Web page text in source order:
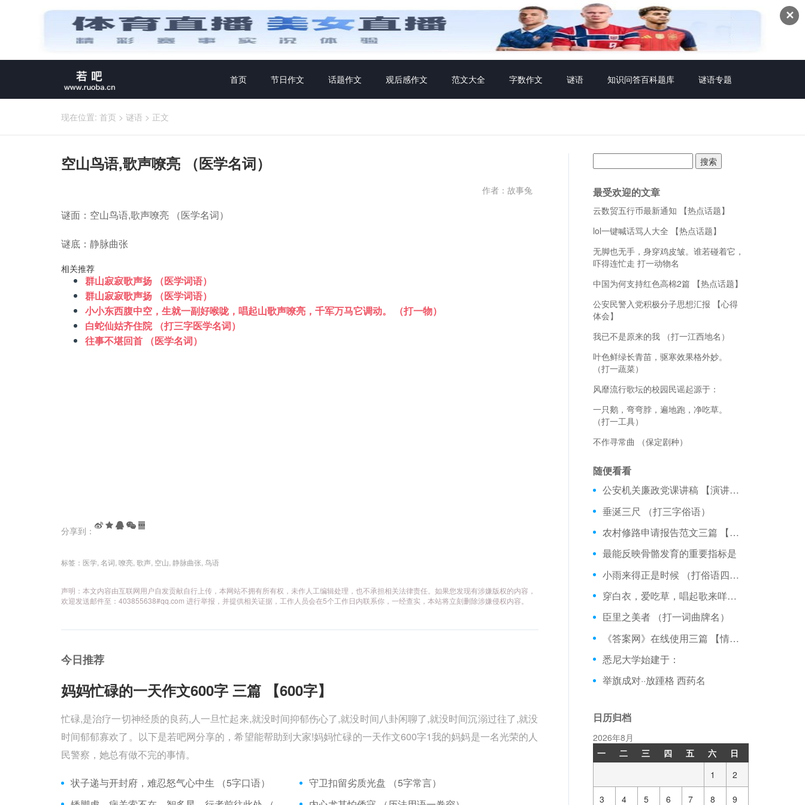
✕
首页 节日作文 话题作文 观后感作文 范文大全 字数作文 谜语 知识问答百科题库 谜语专题
现在位置: 首页 > 谜语 > 正文
空山鸟语,歌声嘹亮 （医学名词）
作者：故事兔
谜面：空山鸟语,歌声嘹亮 （医学名词）
谜底：静脉曲张
相关推荐
群山寂寂歌声扬 （医学词语）
群山寂寂歌声扬 （医学词语）
小小东西腹中空，生就一副好喉咙，唱起山歌声嘹亮，千军万马它调动。 （打一物）
白蛇仙姑齐住院 （打三字医学名词）
往事不堪回首 （医学名词）
分享到：
标签： 医学 名词 嘹亮 歌声 空山 静脉曲张 鸟语
声明：本文内容由互联网用户自发贡献自行上传，本网站不拥有所有权，未作人工编辑处理，也不承担相关法律责任。如果您发现有涉嫌版权的内容，
欢迎发送邮件至：403855638#qq.com 进行举报，并提供相关证据，工作人员会在5个工作日内联系你，一经查实，本站将立刻删除涉嫌侵权内容。
今日推荐
妈妈忙碌的一天作文600字 三篇 【600字】
忙碌,是治疗一切神经质的良药,人一旦忙起来,就没时间抑郁伤心了,就没时间八卦闲聊了,就没时间沉溺过往了,就没
时间郁郁寡欢了。以下是若吧网分享的，希望能帮助到大家!妈妈忙碌的一天作文600字1我的妈妈是一名光荣的人
民警察，她总有做不完的事情。
状子递与开封府，难忍怒气心中生 （5字口语）
守卫扣留劣质光盘 （5字常言）
索：
最受欢迎的文章
云数贸五行币最新通知 【热点话题】
lol一键喊话骂人大全 【热点话题】
无脚也无手，身穿鸡皮皱。谁若碰着它，
吓得连忙走 打一动物名
中国为何支持红色高棉2篇 【热点话题】
公安民警入党积极分子思想汇报 【心得
体会】
我已不是原来的我 （打一江西地名）
叶色鲜绿长青苗，驱寒效果格外妙。
（打一蔬菜）
风靡流行歌坛的校园民谣起源于：
一只鹅，弯弯脖，遍地跑，净吃草。
（打一工具）
不作寻常曲 （保定剧种）
随便看看
公安机关廉政党课讲稿 【演讲稿】
垂涎三尺 （打三字俗语）
农村修路申请报告范文三篇 【工作报告】
最能反映骨骼发育的重要指标是
小雨来得正是时候 （打俗语四字）
穿白衣，爱吃草，唱起歌来咩咩叫。 （打一动物）
臣里之美者 （打一词曲牌名）
《答案网》在线使用三篇 【情感类作文】
悉尼大学始建于：
举旗成对··放踵格 西药名
日历归档
2026年8月
一
二 三 四 五 六
日
1
2
3 4 5 6 7 8 9